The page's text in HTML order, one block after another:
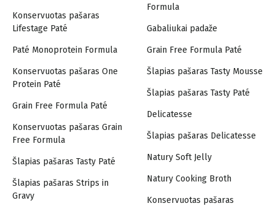
Konservuotas pašaras
Lifestage Paté
Paté Monoprotein Formula
Konservuotas pašaras One
Protein Paté
Grain Free Formula Paté
Konservuotas pašaras Grain
Free Formula
Šlapias pašaras Tasty Paté
Šlapias pašaras Strips in
Gravy
Formula
Gabaliukai padaže
Grain Free Formula Paté
Šlapias pašaras Tasty Mousse
Šlapias pašaras Tasty Paté
Delicatesse
Šlapias pašaras Delicatesse
Natury Soft Jelly
Natury Cooking Broth
Konservuotas pašaras